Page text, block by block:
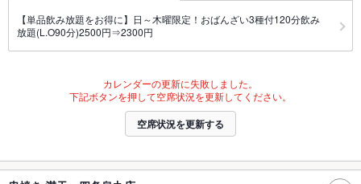
【単品飲み放題をお得に】日～木曜限定！おばんざい3種付120分飲み
放題(L.O90分)2500円⇒2300円
カレンダーの更新に失敗しました。
下記ボタンを押して空席状況を更新してください。
空席状況を更新する